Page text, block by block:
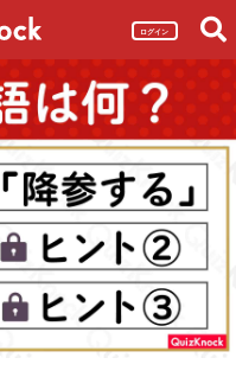
ログイン